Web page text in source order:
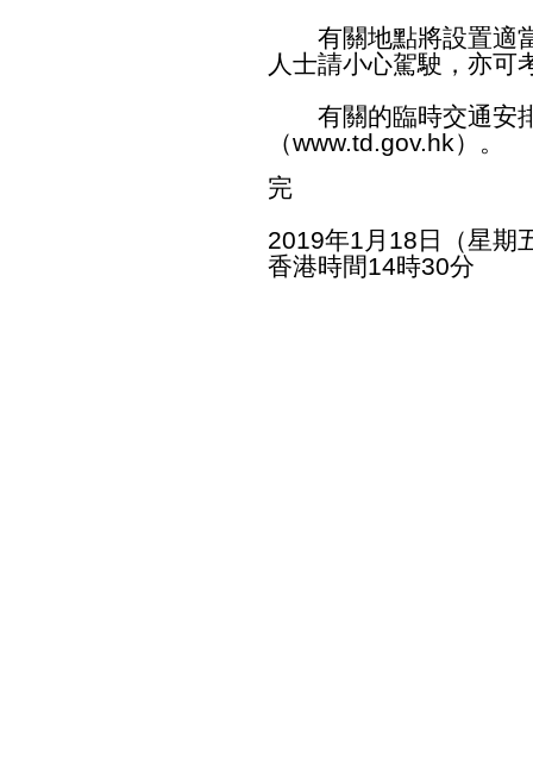
有關地點將設置適當
人士請小心駕駛，亦可
有關的臨時交通安
（www.td.gov.hk）。
完
2019年1月18日（星期
香港時間14時30分